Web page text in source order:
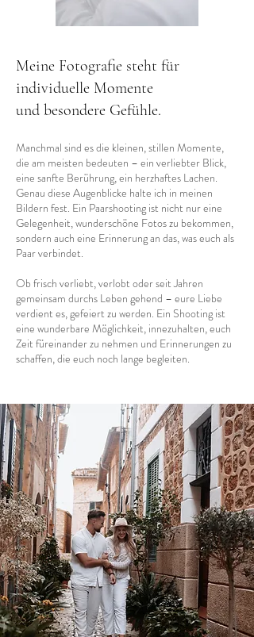
Meine Fotografie steht für
individuelle Momente
und besondere Gefühle.
Manchmal sind es die kleinen, stillen Momente,
die am meisten bedeuten – ein verliebter Blick,
eine sanfte Berührung, ein herzhaftes Lachen.
Genau diese Augenblicke halte ich in meinen
Bildern fest. Ein Paarshooting ist nicht nur eine
Gelegenheit, wunderschöne Fotos zu bekommen,
sondern auch eine Erinnerung an das, was euch als
Paar verbindet.
Ob frisch verliebt, verlobt oder seit Jahren
gemeinsam durchs Leben gehend – eure Liebe
verdient es, gefeiert zu werden. Ein Shooting ist
eine wunderbare Möglichkeit, innezuhalten, euch
Zeit füreinander zu nehmen und Erinnerungen zu
schaffen, die euch noch lange begleiten.